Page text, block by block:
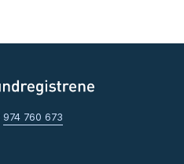
974 760 673